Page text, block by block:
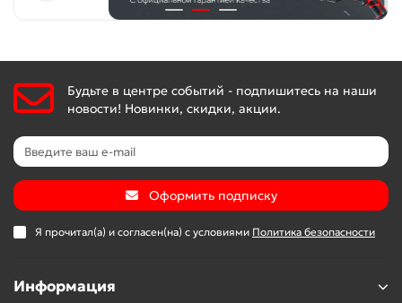
Будьте в центре событий - подпишитесь на наши
новости! Новинки, скидки, акции.
Оформить подписку
Я прочитал(а) и согласен(на) с условиями Политика безопасности
Информация